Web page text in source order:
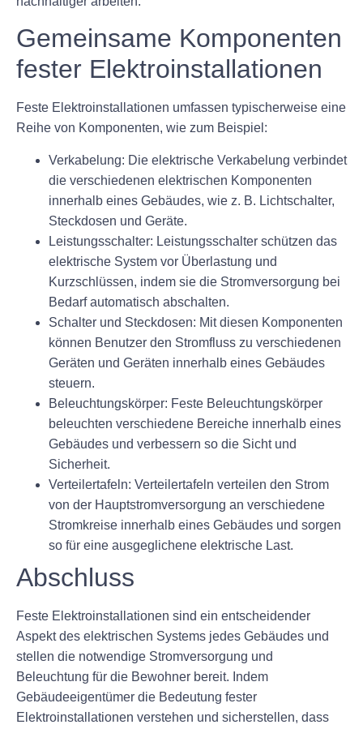
Gemeinsame Komponenten
fester Elektroinstallationen
Feste Elektroinstallationen umfassen typischerweise eine
Reihe von Komponenten, wie zum Beispiel:
Verkabelung: Die elektrische Verkabelung verbindet
die verschiedenen elektrischen Komponenten
innerhalb eines Gebäudes, wie z. B. Lichtschalter,
Steckdosen und Geräte.
Leistungsschalter: Leistungsschalter schützen das
elektrische System vor Überlastung und
Kurzschlüssen, indem sie die Stromversorgung bei
Bedarf automatisch abschalten.
Schalter und Steckdosen: Mit diesen Komponenten
können Benutzer den Stromfluss zu verschiedenen
Geräten und Geräten innerhalb eines Gebäudes
steuern.
Beleuchtungskörper: Feste Beleuchtungskörper
beleuchten verschiedene Bereiche innerhalb eines
Gebäudes und verbessern so die Sicht und
Sicherheit.
Verteilertafeln: Verteilertafeln verteilen den Strom
von der Hauptstromversorgung an verschiedene
Stromkreise innerhalb eines Gebäudes und sorgen
so für eine ausgeglichene elektrische Last.
Abschluss
Feste Elektroinstallationen sind ein entscheidender
Aspekt des elektrischen Systems jedes Gebäudes und
stellen die notwendige Stromversorgung und
Beleuchtung für die Bewohner bereit. Indem
Gebäudeeigentümer die Bedeutung fester
Elektroinstallationen verstehen und sicherstellen, dass